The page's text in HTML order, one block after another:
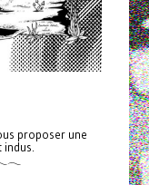
proposer une